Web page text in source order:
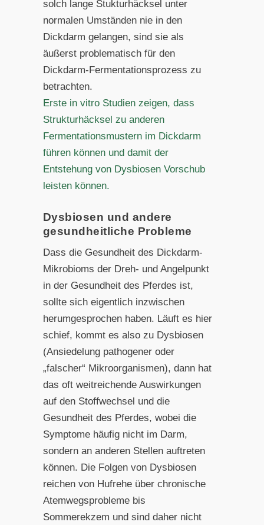
solch lange Stukturhäcksel unter
normalen Umständen nie in den
Dickdarm gelangen, sind sie als
äußerst problematisch für den
Dickdarm-Fermentationsprozess zu
betrachten.
Erste in vitro Studien zeigen, dass
Strukturhäcksel zu anderen
Fermentationsmustern im Dickdarm
führen können und damit der
Entstehung von Dysbiosen Vorschub
leisten können.
Dysbiosen und andere
gesundheitliche Probleme
Dass die Gesundheit des Dickdarm-
Mikrobioms der Dreh- und Angelpunkt
in der Gesundheit des Pferdes ist,
sollte sich eigentlich inzwischen
herumgesprochen haben. Läuft es hier
schief, kommt es also zu Dysbiosen
(Ansiedelung pathogener oder
„falscher“ Mikroorganismen), dann hat
das oft weitreichende Auswirkungen
auf den Stoffwechsel und die
Gesundheit des Pferdes, wobei die
Symptome häufig nicht im Darm,
sondern an anderen Stellen auftreten
können. Die Folgen von Dysbiosen
reichen von Hufrehe über chronische
Atemwegsprobleme bis
Sommerekzem und sind daher nicht